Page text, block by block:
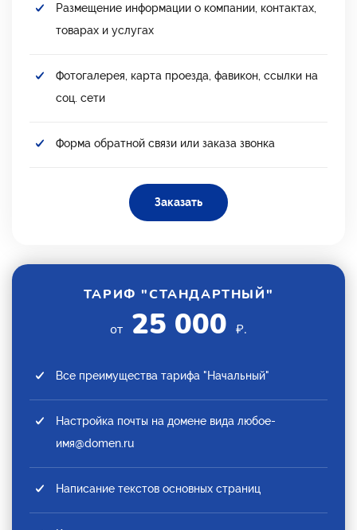
Размещение информации о компании, контактах,
товарах и услугах
Фотогалерея, карта проезда, фавикон, ссылки на
соц. сети
Форма обратной связи или заказа звонка
Заказать
ТАРИФ "СТАНДАРТНЫЙ"
от 25 000 ₽.
Все преимущества тарифа "Начальный"
Настройка почты на домене вида любое-
имя@domen.ru
Написание текстов основных страниц